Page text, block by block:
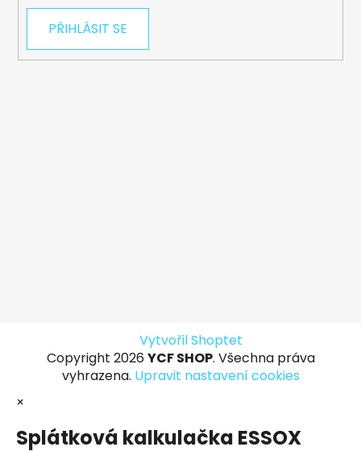
PŘIHLÁSIT SE
Vytvořil Shoptet
Copyright 2026 YCF SHOP. Všechna práva
vyhrazena. Upravit nastavení cookies
×
Splátková kalkulačka ESSOX